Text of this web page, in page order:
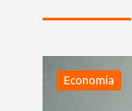
Economía